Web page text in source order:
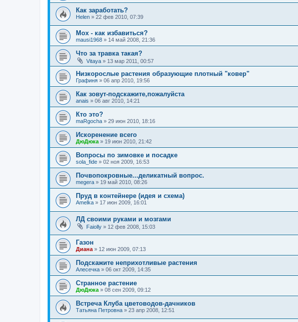
Как заработать?
Helen » 22 фев 2010, 07:39
Мох - как избавиться?
mausi1968 » 14 май 2008, 21:36
Что за травка такая?
Vitaya » 13 мар 2011, 00:57
Низкорослые растения образующие плотный "ковер"
Графиня » 06 апр 2010, 19:56
Как зовут-подскажите,пожалуйста
anais » 06 авг 2010, 14:21
Кто это?
maRgocha » 29 июн 2010, 18:16
Искоренение всего
ДюДюка » 19 июн 2010, 21:42
Вопросы по зимовке и посадке
sola_fide » 02 ноя 2009, 16:53
Почвопокровные...деликатный вопрос.
megera » 19 май 2010, 08:26
Пруд в контейнере (идея и схема)
Amelka » 17 июн 2009, 16:01
ЛД своими руками и мозгами
Faiolly » 12 фев 2008, 15:03
Газон
Диана » 12 июн 2009, 07:13
Подскажите неприхотливые растения
Алесечка » 06 окт 2009, 14:35
Странное растение
ДюДюка » 08 сен 2009, 09:12
Встреча Клуба цветоводов-дачников
Татьяна Петровна » 23 апр 2008, 12:51